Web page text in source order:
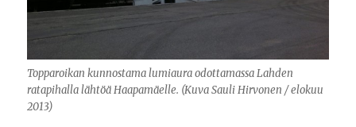
Topparoikan kunnostama lumiaura odottamassa Lahden
ratapihalla lähtöä Haapamäelle. (Kuva Sauli Hirvonen / elokuu
2013)